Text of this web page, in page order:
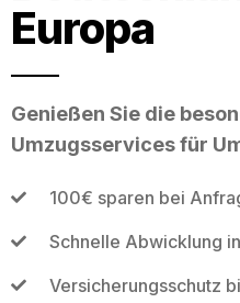
Europa
Genießen Sie die
Umzugsservices für
100€ sparen bei
Schnelle Abwicklung
Versicherungsschutz